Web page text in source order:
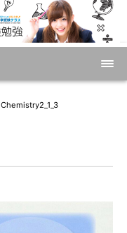
Chemistry2_1_3